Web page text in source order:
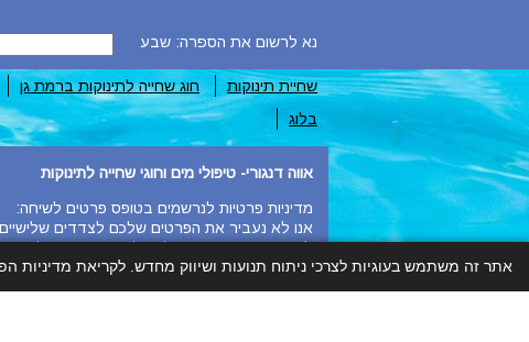
נא לרשום את הספרה: שבע
שחיית תינוקות חוג שחייה לתינוקות ברמת גן
בלוג
אווה דנגורי- טיפולי מים וחוגי שחייה לתינוקות
מדיניות פרטיות לנרשמים בטופס פרטים לשיחה:
אנו לא נעביר את הפרטים שלכם לצדדים
לא נשתמש בפרטים שלכם לצורך ספאם אלא רק
אתר זה משתמש בעוגיות לצרכי ניתוח תנועות ושיווק מחדש. לקריאת מדיניות